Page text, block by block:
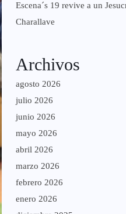
Escena´s 19 revive a un
Charallave
Archivos
agosto 2026
julio 2026
junio 2026
mayo 2026
abril 2026
marzo 2026
febrero 2026
enero 2026